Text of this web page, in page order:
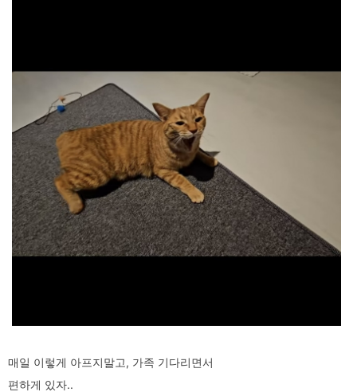
매일 이렇게 아프지말고, 가족 기다리면서
편하게 있자..